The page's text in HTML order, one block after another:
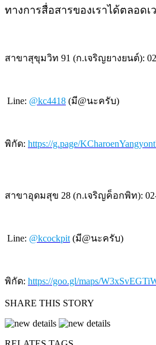
ทางการสื่อสารของเราได้​ตลอด​เ
สาขาสุขุมวิท 91 (ก.เจริญยางยนต์):
Line: @kc4418 (มี@นะครับ)
พิกัด: https://g.page/
สาขาอุดมสุข 28 (ก.เจริญค็อกพิท): 02-
Line: @kcockpit (มี@นะครับ)
พิกัด: https://goo.gl/maps/
SHARE THIS STORY